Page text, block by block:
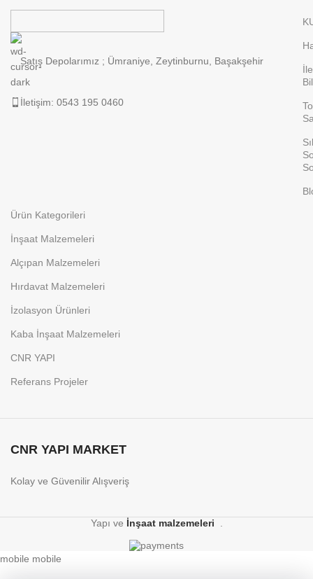
Satış Depolarımız ; Ümraniye, Zeytinburnu, Başakşehir
İletişim: 0543 195 0460
Ürün Kategorileri
İnşaat Malzemeleri
Alçıpan Malzemeleri
Hırdavat Malzemeleri
İzolasyon Ürünleri
Kaba İnşaat Malzemeleri
CNR YAPI
Referans Projeler
CNR YAPI MARKET
Kolay ve Güvenilir Alışveriş
Yapı ve İnşaat malzemeleri